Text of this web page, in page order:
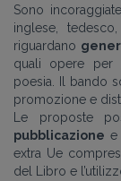
Sono
inglese,
riguardano
quali opere per
poesia. Il bando
promozione e
Le proposte
pubblicazione e
extra Ue
del Libro e